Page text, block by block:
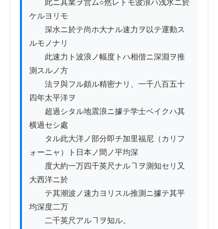
此ニ其業ヲ営ム○然レトモ波浪ハ浅水ニ於
ケルヨリモ
深水ニ於テ尚ホ大ナル速力ヲ以テ運動ス
ルモノナリ
此速力ト波浪ノ幅度トハ相偕ニ深淵ヲ推
測スルノ方
法ヲ與フル頗ル精密ナリ、一千八百五十
四年太平洋ヲ
超過シタル地震浪ニ據テ学士ベイクハ其
横過セシ處
タル此大洋ノ部分即チ加里福尼（カリフ
ォーニャ）ト日本ノ間ノ平均深
度大約一万四千英尺ナルヿヲ測知セリ又
大西洋ニ於
テ其潮波ノ速力ヨリスル推測ニ據テ其平
均深度二万
二千英尺アルヿヲ知ル。